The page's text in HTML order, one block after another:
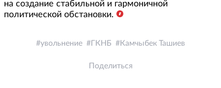
на создание стабильной и гармоничной
политической обстановки.
увольнение ГКНБ Камчыбек Ташиев
Поделиться